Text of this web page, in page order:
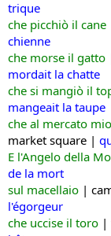
trique
che picchiò il cane
chienne
che morse il gatto
mordait la chatte
che si mangiò il
mangeait la taupe
che al mercato
market square |
E l'Angelo della
de la mort
sul macellaio |
l'égorgeur
che uccise il toro |